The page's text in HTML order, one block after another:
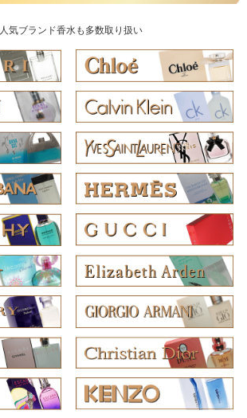
人気ブランド香水も多数取り扱い